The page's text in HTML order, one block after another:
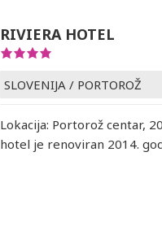
RIVIERA HOTEL
SLOVENIJA / PORTOROŽ
Lokacija: Portorož centar,
hotel je renoviran 2014.